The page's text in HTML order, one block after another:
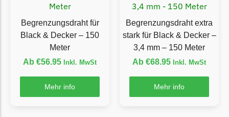
Ferrex Messer
Begrenzungsdraht
Florabest
Begrenzungsdraht
Begrenzungsdraht für
Black & Decker – 150
Meter
Ab €56.95 Inkl. MwSt
Mehr info
Begrenzungsdraht extra
stark für Black & Decker –
3,4 mm – 150 Meter
Ab €68.95 Inkl. MwSt
Mehr info